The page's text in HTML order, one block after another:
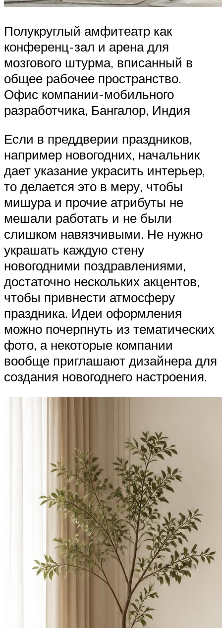
Полукруглый амфитеатр как
конференц-зал и арена для
мозгового штурма, вписанный в
общее рабочее пространство.
Офис компании-мобильного
разработчика, Бангалор, Индия
Если в преддверии праздников,
например новогодних, начальник
дает указание украсить интерьер,
то делается это в меру, чтобы
мишура и прочие атрибуты не
мешали работать и не были
слишком навязчивыми. Не нужно
украшать каждую стену
новогодними поздравлениями,
достаточно нескольких акцентов,
чтобы привнести атмосферу
праздника. Идеи оформления
можно почерпнуть из тематических
фото, а некоторые компании
вообще приглашают дизайнера для
создания новогоднего настроения.